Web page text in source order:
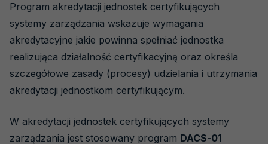
Program akredytacji jednostek certyfikujących
systemy zarządzania wskazuje wymagania
akredytacyjne jakie powinna spełniać jednostka
realizująca działalność certyfikacyjną oraz określa
szczegółowe zasady (procesy) udzielania i utrzymania
akredytacji jednostkom certyfikującym.
W akredytacji jednostek certyfikujących systemy
zarządzania jest stosowany program DACS-01